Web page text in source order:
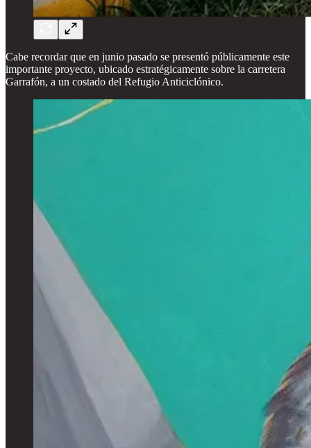
Cabe recordar que en junio pasado se presentó públicamente este
importante proyecto, ubicado estratégicamente sobre la carretera
Garrafón, a un costado del Refugio Anticiclónico.